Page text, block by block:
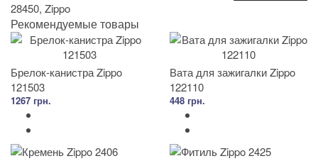
28450, Zippo
Рекомендуемые товары
Брелок-канистра Zippo
121503
1267 грн.
Вата для зажигалки Zippo
122110
448 грн.